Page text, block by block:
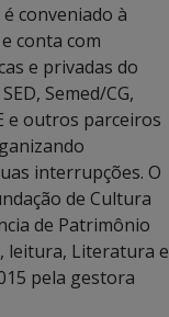
conveniado à
conta com
e privadas do
Semed/CG,
e outros parceiros
interrupções. O
de Cultura
de Patrimônio
leitura, Literatura e
pela gestora